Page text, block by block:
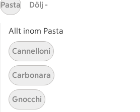
Sidfot
Start
Få snabbt svar
FAQ
Pasta Dölj -
Allt inom Pasta
Cannelloni
Carbonara
Gnocchi